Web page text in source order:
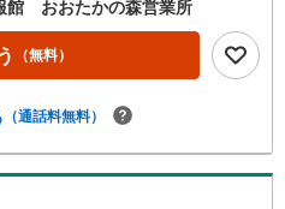
館 おおたかの森営業所
（無料）
（通話料無料）